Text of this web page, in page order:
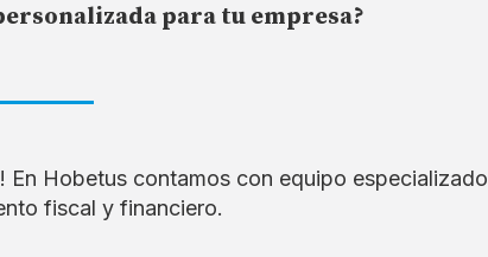
para tu empresa?
En Hobetus contamos con equipo especializado
fiscal y financiero.